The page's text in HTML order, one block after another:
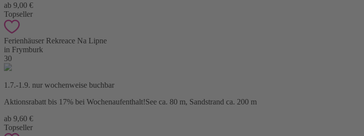
ab 9,00 €
Topseller
Ferienhäuser Rekreace Na Lipne
in Frymburk
30
1.7.-1.9. nur wochenweise buchbar
Aktionsrabatt bis 17% bei Wochenaufenthalt!See ca. 80 m, Sandstrand ca. 200 m
ab 9,60 €
Topseller